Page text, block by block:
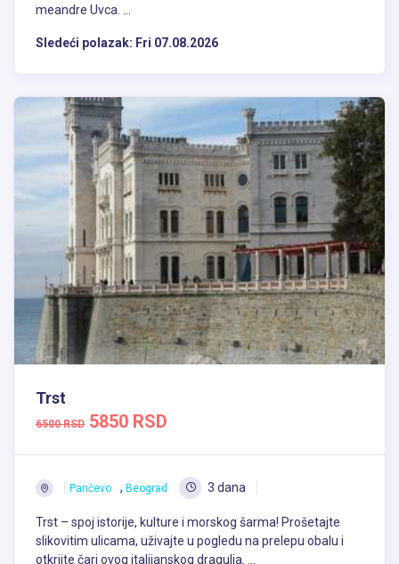
meandre Uvca. ...
Sledeći polazak: Fri 07.08.2026
Trst
6500 RSD 5850 RSD
Pančevo , Beograd 3 dana
Trst – spoj istorije, kulture i morskog šarma! Prošetajte
slikovitim ulicama, uživajte u pogledu na prelepu obalu i
otkrijte čari ovog italijanskog dragulja. ...